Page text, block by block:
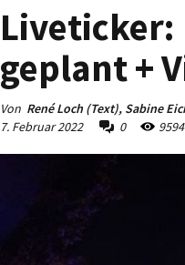
Liveticker:
geplant +
Von René Loch (Text), Sabine
7. Februar 2022
0 9594